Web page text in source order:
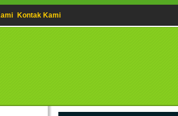
Kontak Kami